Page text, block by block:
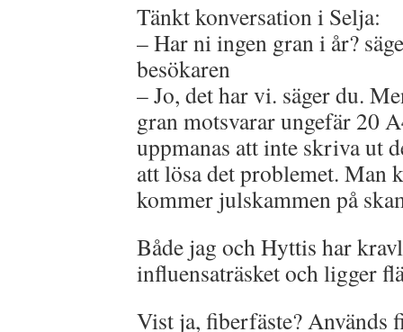
Tänkt konversation i Selja:
– Har ni ingen gran i år?
besökaren
– Jo, det har vi. säger du.
gran motsvarar ungefär 20
uppmanas att inte skriva ut
att lösa det problemet. Man
kommer julskammen på
Både jag och Hyttis har
influensaträsket och ligger
Vist ja, fiberfäste?